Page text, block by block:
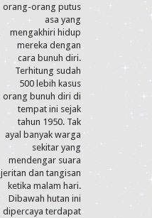
orang-orang putus
asa yang
mengakhiri hidup
mereka dengan
cara bunuh diri.
Terhitung sudah
500 lebih kasus
orang bunuh diri di
tempat ini sejak
tahun 1950. Tak
ayal banyak warga
sekitar yang
mendengar suara
jeritan dan tangisan
ketika malam hari.
Dibawah hutan ini
dipercaya terdapat